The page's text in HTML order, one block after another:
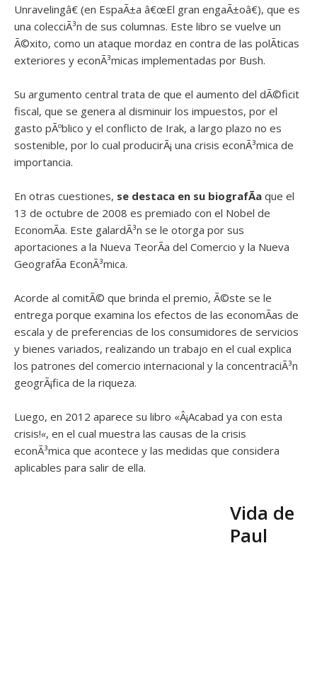
Unravelingâ€ (en EspaÃ±a â€œEl gran engaÃ±oâ€), que es
una colecciÃ³n de sus columnas. Este libro se vuelve un
Ã©xito, como un ataque mordaz en contra de las polÃ­ticas
exteriores y econÃ³micas implementadas por Bush.
Su argumento central trata de que el aumento del dÃ©ficit
fiscal, que se genera al disminuir los impuestos, por el
gasto pÃºblico y el conflicto de Irak, a largo plazo no es
sostenible, por lo cual producirÃ¡ una crisis econÃ³mica de
importancia.
En otras cuestiones, se destaca en su biografÃ­a que el
13 de octubre de 2008 es premiado con el Nobel de
EconomÃ­a. Este galardÃ³n se le otorga por sus
aportaciones a la Nueva TeorÃ­a del Comercio y la Nueva
GeografÃ­a EconÃ³mica.
Acorde al comitÃ© que brinda el premio, Ã©ste se le
entrega porque examina los efectos de las economÃ­as de
escala y de preferencias de los consumidores de servicios
y bienes variados, realizando un trabajo en el cual explica
los patrones del comercio internacional y la concentraciÃ³n
geogrÃ¡fica de la riqueza.
Luego, en 2012 aparece su libro «Â¡Acabad ya con esta
crisis!«, en el cual muestra las causas de la crisis
econÃ³mica que acontece y las medidas que considera
aplicables para salir de ella.
Vida de
Paul